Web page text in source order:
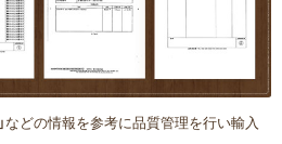
」などの情報を参考に品質管理を行い輸入